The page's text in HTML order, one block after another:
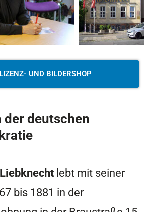
UND BILDERSHOP
der deutschen
lebt mit seiner
bis 1881 in der